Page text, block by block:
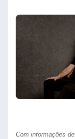
Com informações de